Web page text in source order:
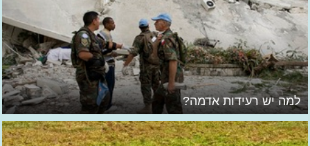
למה יש רעידות אדמה?